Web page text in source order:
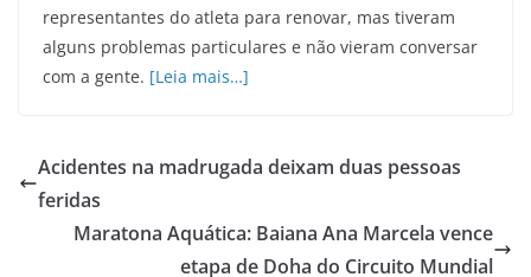
representantes do atleta para renovar, mas tiveram
alguns problemas particulares e não vieram conversar
com a gente. [Leia mais…]
Acidentes na madrugada deixam duas pessoas
feridas
Maratona Aquática: Baiana Ana Marcela vence
etapa de Doha do Circuito Mundial